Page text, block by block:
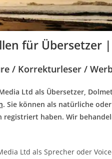
für Übersetzer
/ Korrekturleser /
Ltd als Übersetzer,
. Sie können als natürliche
registriert haben. Wir
Ltd als Sprecher oder